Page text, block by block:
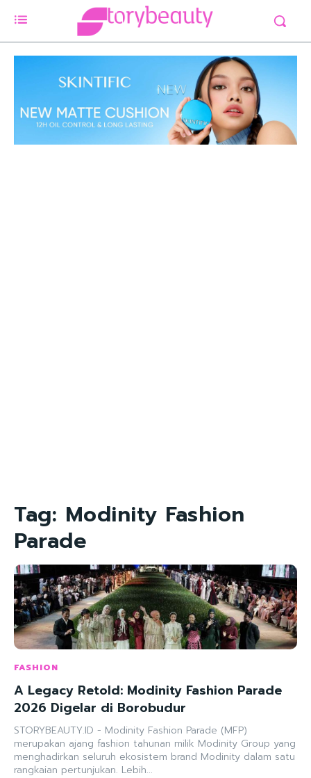
Tag: Modinity Fashion
Parade
FASHION
A Legacy Retold: Modinity Fashion Parade
2026 Digelar di Borobudur
STORYBEAUTY.ID - Modinity Fashion Parade (MFP)
merupakan ajang fashion tahunan milik Modinity Group yang
menghadirkan seluruh ekosistem brand Modinity dalam satu
rangkaian pertunjukan. Lebih...